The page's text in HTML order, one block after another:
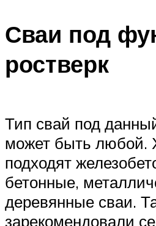
Сваи под
ростверк
Тип свай под
может быть любой.
подходят
бетонные,
деревянные сваи.
зарекомендовали